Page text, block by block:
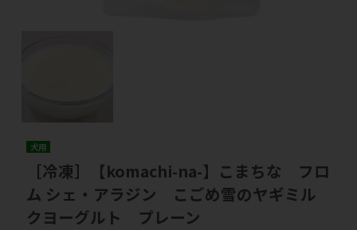
犬用
［冷凍］【komachi-na-】こまちな フロ
ム シェ・アラジン こごめ雪のヤギミル
クヨーグルト プレーン